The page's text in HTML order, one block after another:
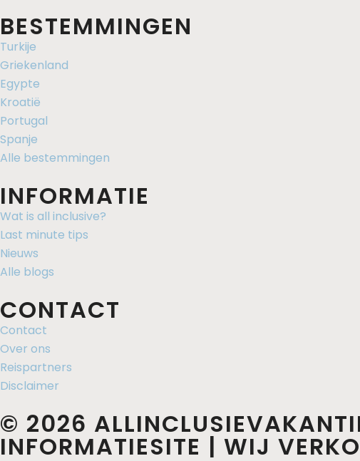
BESTEMMINGEN
Turkije
Griekenland
Egypte
Kroatië
Portugal
Spanje
Alle bestemmingen
INFORMATIE
Wat is all inclusive?
Last minute tips
Nieuws
Alle blogs
CONTACT
Contact
Over ons
Reispartners
Disclaimer
© 2026
INFORMATIESITE | WIJ